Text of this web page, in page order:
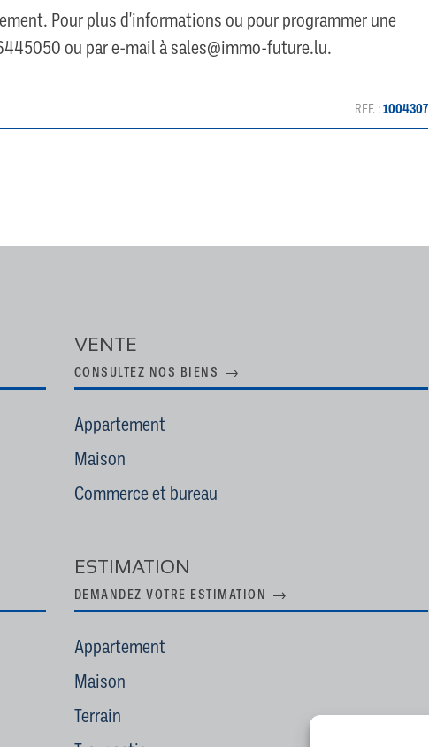
Pour plus d'informations ou pour programmer une
ou par e-mail à sales@immo-future.lu.
REF. :1004307
VENTE
CONSULTEZ NOS BIENS
Appartement
Maison
Commerce et bureau
ESTIMATION
DEMANDEZ VOTRE ESTIMATION
Appartement
Maison
Terrain